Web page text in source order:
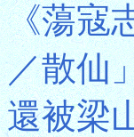
《蕩寇
／散仙
還被梁